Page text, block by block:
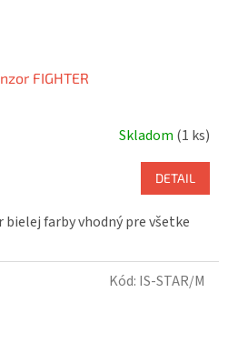
FIGHTER
Skladom (1 ks)
DETAIL
bielej farby vhodný pre všetke
Kód: IS-STAR/M